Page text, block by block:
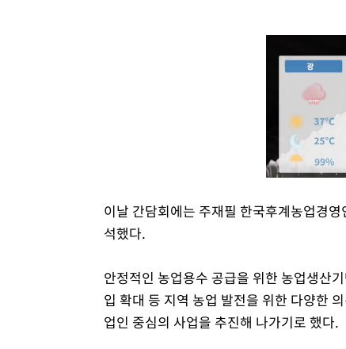
이날 간담회에는 주재필 한국후계농업경
석했다.
안정적인 농업용수 공급을 위한 농업생산
입 확대 등 지역 농업 발전을 위한 다양한
업인 중심의 사업을 추진해 나가기로 했다.